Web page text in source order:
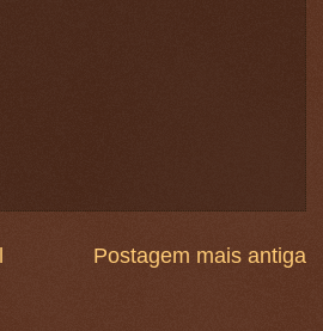
Postagem mais antiga